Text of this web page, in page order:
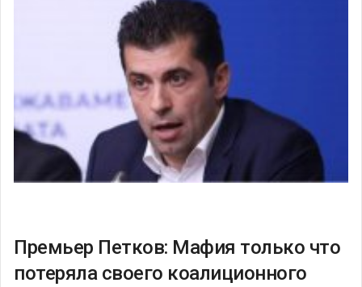
Премьер Петков: Мафия только что
потеряла своего коалиционного